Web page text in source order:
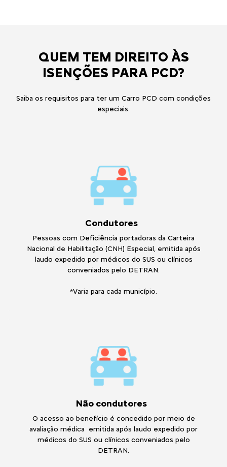
QUEM TEM DIREITO ÀS
ISENÇÕES PARA PCD?
Saiba os requisitos para ter um Carro PCD com condições
especiais.
Condutores
Pessoas com Deficiência portadoras da Carteira
Nacional de Habilitação (CNH) Especial, emitida após
laudo expedido por médicos do SUS ou clínicos
conveniados pelo DETRAN.
*Varia para cada município.
Não condutores
O acesso ao benefício é concedido por meio de
avaliação médica emitida após laudo expedido por
médicos do SUS ou clínicos conveniados pelo
DETRAN.